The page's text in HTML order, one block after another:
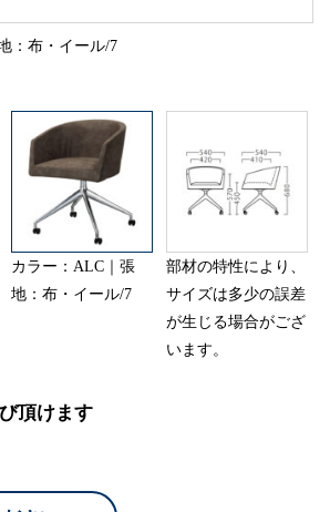
：布・イール/7
カラー：ALC｜張
地：布・イール/7
部材の特性により、
サイズは多少の誤差
が生じる場合がござ
います。
頂けます